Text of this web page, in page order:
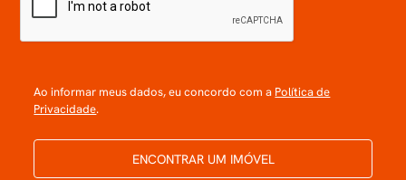
Ao informar meus dados, eu concordo com a Política de
Privacidade.
ENCONTRAR UM IMÓVEL